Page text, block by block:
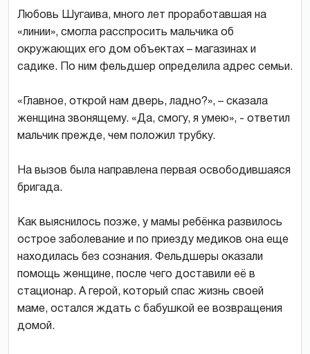
Любовь Шугаива, много лет проработавшая на
«линии», смогла расспросить мальчика об
окружающих его дом объектах – магазинах и
садике. По ним фельдшер определила адрес семьи.
«Главное, открой нам дверь, ладно?», – сказала
женщина звонящему. «Да, смогу, я умею», - ответил
мальчик прежде, чем положил трубку.
На вызов была направлена первая освободившаяся
бригада.
Как выяснилось позже, у мамы ребёнка развилось
острое заболевание и по приезду медиков она еще
находилась без сознания. Фельдшеры оказали
помощь женщине, после чего доставили её в
стационар. А герой, который спас жизнь своей
маме, остался ждать с бабушкой ее возвращения
домой.